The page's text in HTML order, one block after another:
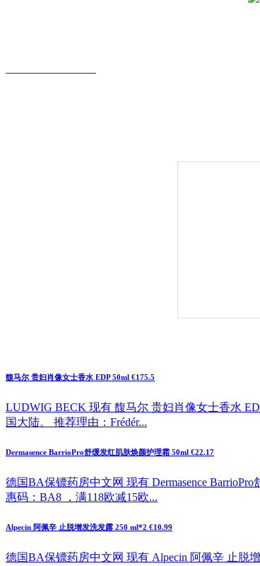
————————
馥马尔 贵妇肖像女士香水 EDP 50ml €175.5
LUDWIG BECK 现有 馥马尔 贵妇肖像女士香水
国大陆。 推荐理由：Frédér...
Dermasence BarrioPro舒缓发红肌肤焕颜护理霜 50ml €22.17
德国BA保镖药房中文网 现有 Dermasence
惠码：BA8 ，满118欧减15欧...
Alpecin 阿佩辛 止脱增发洗发露 250 ml*2 €10.99
德国BA保镖药房中文网 现有 Alpecin 阿佩辛 止脱